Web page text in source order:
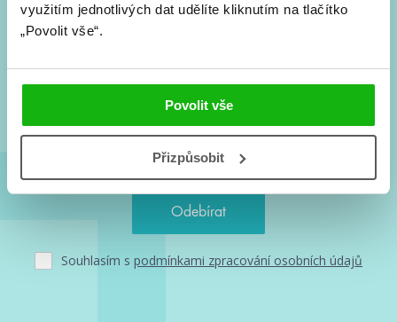
využitím jednotlivých dat udělíte kliknutím na tlačítko
„Povolit vše“.
Povolit vše
Přizpůsobit
#HumbookNews
Nové knihy, co se chystá, kvízy, soutěže, autoři, filmové
a seriálové adaptace a další.
Souhlasím s podmínkami zpracování osobních údajů